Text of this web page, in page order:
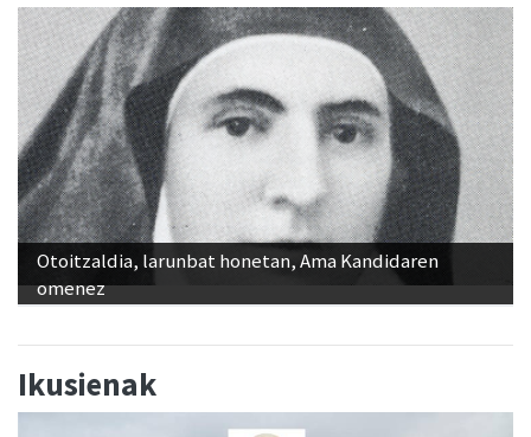
Otoitzaldia, larunbat honetan, Ama Kandidaren
omenez
Ikusienak